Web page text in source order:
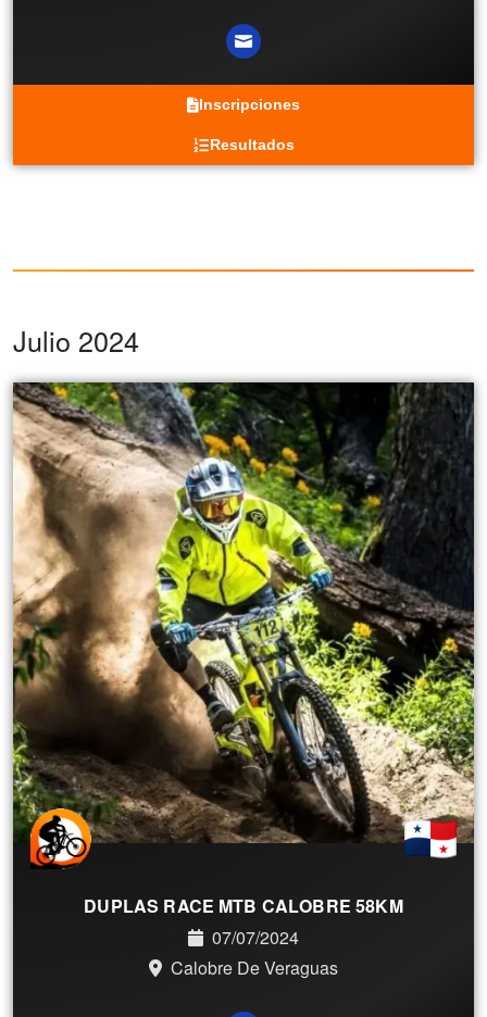
Inscripciones
Resultados
Julio 2024
DUPLAS RACE MTB CALOBRE 58KM
07/07/2024
Calobre De Veraguas